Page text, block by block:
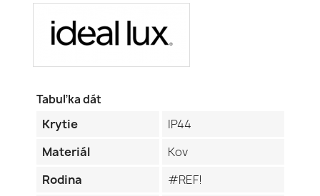
Tabuľka dát
Krytie
IP44
Materiál
Kov
Rodina
#REF!